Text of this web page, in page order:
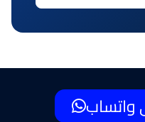
واتساب